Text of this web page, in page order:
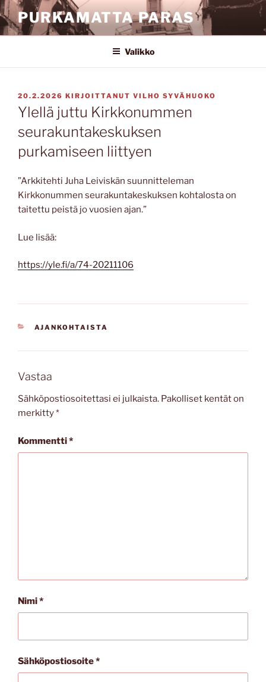
Siirry
sisältöönPURKAMATTA PARAS
Valikko
JULKAISTU
20.2.2026 KIRJOITTANUT VILHO SYVÄHUOKO
Ylellä juttu Kirkkonummen
seurakuntakeskuksen
purkamiseen liittyen
”Arkkitehti Juha Leiviskän suunnit­teleman
Kirkkonummen seurakunta­keskuksen kohtalosta on
taitettu peistä jo vuosien ajan.”
Lue lisää:
https://yle.fi/a/74-20211106
KATEGORIAT
AJANKOHTAISTA
Vastaa
Sähköpostiosoitettasi ei julkaista. Pakolliset kentät on
merkitty*
Kommentti*
Nimi*
Sähköpostiosoite*